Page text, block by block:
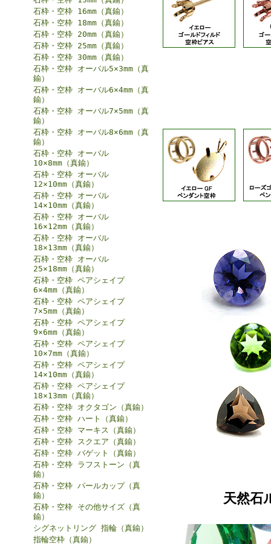
石枠・空枠 16mm（真鍮）
石枠・空枠 18mm（真鍮）
石枠・空枠 20mm（真鍮）
石枠・空枠 25mm（真鍮）
石枠・空枠 30mm（真鍮）
石枠・空枠 オーバル5×3mm（真
鍮）
石枠・空枠 オーバル6×4mm（真
鍮）
石枠・空枠 オーバル7×5mm（真
鍮）
石枠・空枠 オーバル8×6mm（真
鍮）
石枠・空枠 オーバル
10×8mm（真鍮）
石枠・空枠 オーバル
12×10mm（真鍮）
石枠・空枠 オーバル
14×10mm（真鍮）
石枠・空枠 オーバル
16×12mm（真鍮）
石枠・空枠 オーバル
18×13mm（真鍮）
石枠・空枠 オーバル
25×18mm（真鍮）
石枠・空枠 ペアシェイプ
6×4mm（真鍮）
石枠・空枠 ペアシェイプ
7×5mm（真鍮）
石枠・空枠 ペアシェイプ
9×6mm（真鍮）
石枠・空枠 ペアシェイプ
10×7mm（真鍮）
石枠・空枠 ペアシェイプ
14×10mm（真鍮）
石枠・空枠 ペアシェイプ
18×13mm（真鍮）
石枠・空枠 オクタゴン（真鍮）
石枠・空枠 ハート（真鍮）
石枠・空枠 マーキス（真鍮）
石枠・空枠 スクエア（真鍮）
石枠・空枠 バゲット（真鍮）
石枠・空枠 ラフストーン（真
鍮）
石枠・空枠 パールカップ（真
鍮）
石枠・空枠 その他サイズ（真
鍮）
シグネットリング 指輪（真鍮）
指輪空枠（真鍮）
天然石